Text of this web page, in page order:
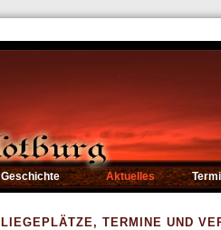
Geschichte Aktuelles
LIEGEPLÄTZE, TERMINE UND